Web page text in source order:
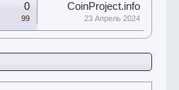
0
99
CoinProject.info
23 Апрель 2024